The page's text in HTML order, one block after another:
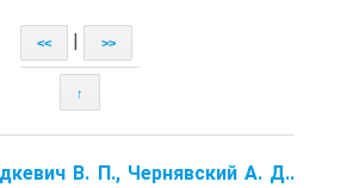
<< >>
↑
В. П., Чернявский А. Д..